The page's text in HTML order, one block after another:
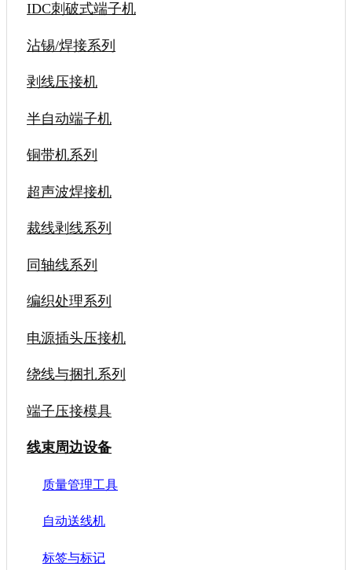
IDC刺破式端子机
沾锡/焊接系列
剥线压接机
半自动端子机
铜带机系列
超声波焊接机
裁线剥线系列
同轴线系列
编织处理系列
电源插头压接机
绕线与捆扎系列
端子压接模具
线束周边设备
质量管理工具
自动送线机
标签与标记